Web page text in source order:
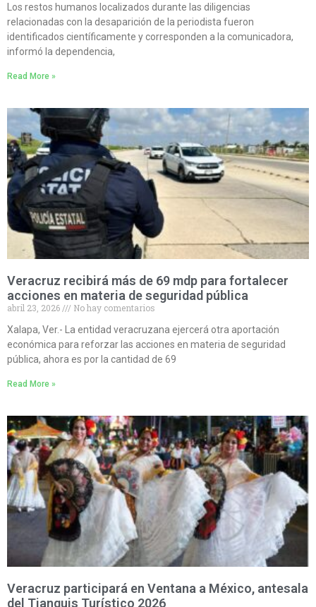
Los restos humanos localizados durante las diligencias
relacionadas con la desaparición de la periodista fueron
identificados científicamente y corresponden a la comunicadora,
informó la dependencia,
Read More »
Veracruz recibirá más de 69 mdp para fortalecer
acciones en materia de seguridad pública
abril 23, 2026
No hay comentarios
Xalapa, Ver.- La entidad veracruzana ejercerá otra aportación
económica para reforzar las acciones en materia de seguridad
pública, ahora es por la cantidad de 69
Read More »
Veracruz participará en Ventana a México, antesala
del Tianguis Turístico 2026